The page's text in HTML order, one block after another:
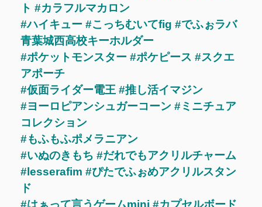
ト #カラフルマカロン
#ハイキュー #こっちむいてfig #でふぉラバ
青葉城西高校キーホルダー
#ポケットモンスター #ポケピース #スクエ
アポーチ
#仮面ライダー電王 #推し活イマジン
#ヨーロピアンシュガーコーン #ミニチュア
コレクション
#もふもふポメラニアン
#いぬのきもち #だれでもアクリルチャーム
#lesserafim #ぴたでふぉめアクリルスタン
ド
#はぁって言うゲームmini #カプセルボード